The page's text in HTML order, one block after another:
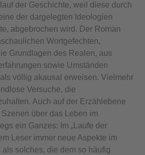
der Geschichte, weil diese durch
der dargelegten Ideologien
abgebrochen wird. Der Roman
Wortgefechten,
Grundlagen des Realen, aus
sowie Umständen
völlig akausal erweisen. Vielmehr
Versuche, die
Auch auf der Erzählebene
über das Leben im
ein Ganzes: Im „Laufe der
Leser immer neue Aspekte im
als solches, die dem so häufig